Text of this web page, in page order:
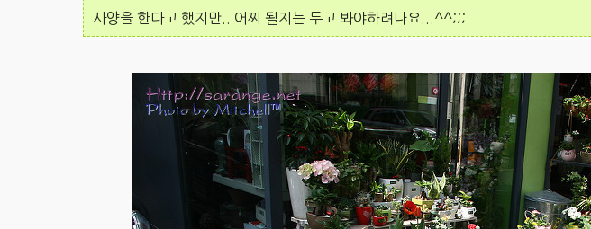
사양을 한다고 했지만.. 어찌 될지는 두고 봐야하려나요...^^;;;